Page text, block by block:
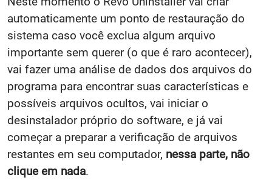
automaticamente um ponto de restauração do
sistema caso você exclua algum arquivo
importante sem querer (o que é raro acontecer),
vai fazer uma análise de dados dos arquivos do
programa para encontrar suas características e
possíveis arquivos ocultos, vai iniciar o
desinstalador próprio do software, e já vai
começar a preparar a verificação de arquivos
restantes em seu computador, nessa parte, não
clique em nada.